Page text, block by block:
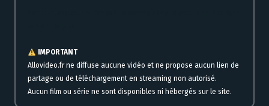
IMPORTANT
Allovideo.fr ne diffuse aucune vidéo et ne propose aucun lien de
partage ou de téléchargement en streaming non autorisé.
Aucun film ou série ne sont disponibles ni hébergés sur le site.